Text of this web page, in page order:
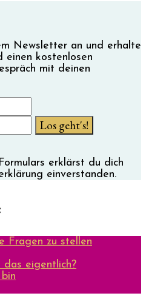
Newsletter an und erhalte
einen kostenlosen
mit deinen
erklärst du dich
einverstanden.
Fragen zu stellen
eigentlich?